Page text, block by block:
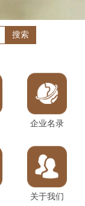
搜索
企业名录
关于我们